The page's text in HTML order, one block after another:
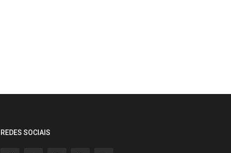
REDES SOCIAIS